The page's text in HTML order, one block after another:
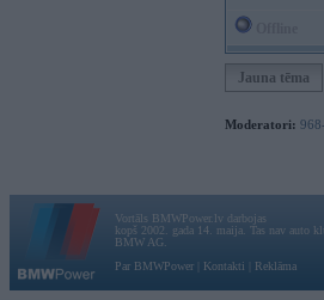
Jauna tēma
Moderatori:
Vortāls BMWPower.lv darbojas
kopš 2002. gada 14. maija. Tas nav auto
BMW AG.
Par BMWPower
Kontakti Reklāma